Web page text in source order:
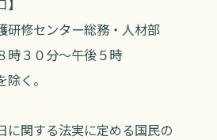
研修センター総務・人材部
３０分～午後５時
く。
に関する法実に定める国民の